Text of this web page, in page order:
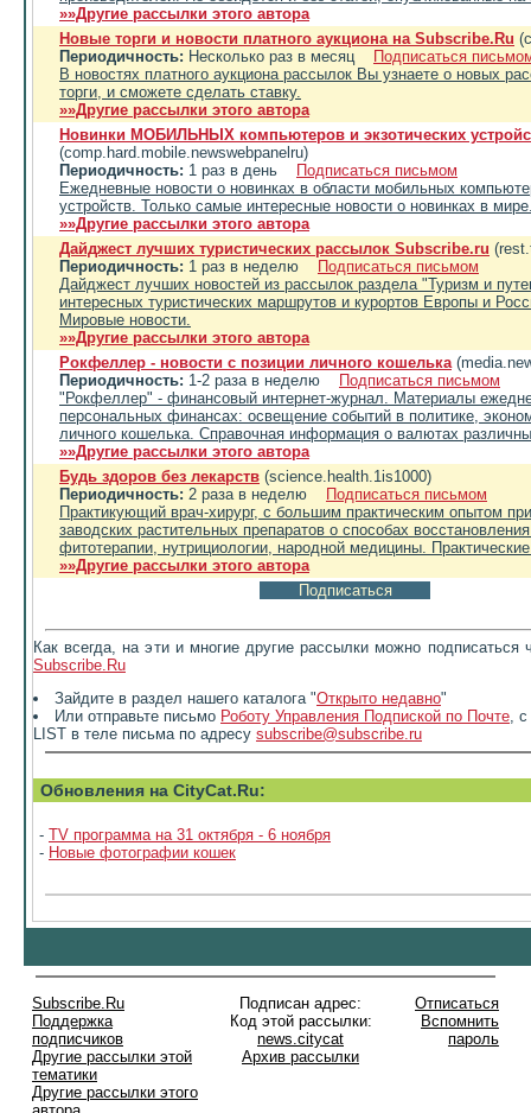
»»Другие рассылки этого автора
Новые торги и новости платного аукциона на Subscribe.Ru
Периодичность: Несколько раз в месяц
Подписаться
В новостях платного аукциона рассылок Вы узнаете о новых
торги, и сможете сделать ставку.
»»Другие рассылки этого автора
Новинки МОБИЛЬНЫХ компьютеров и экзотических
(comp.hard.mobile.newswebpanelru)
Периодичность: 1 раз в день
Подписаться письмом
Ежедневные новости о новинках в области мобильных
устройств. Только самые интересные новости о новинках в
»»Другие рассылки этого автора
Дайджест лучших туристических рассылок Subscribe.ru
Периодичность: 1 раз в неделю
Подписаться письмом
Дайджест лучших новостей из рассылок раздела "Туризм и
интересных туристических маршрутов и курортов Европы и
Мировые новости.
»»Другие рассылки этого автора
Рокфеллер - новости с позиции личного кошелька
Периодичность: 1-2 раза в неделю
Подписаться письмом
"Рокфеллер" - финансовый интернет-журнал. Материалы
персональных финансах: освещение событий в политике,
личного кошелька. Справочная информация о валютах
»»Другие рассылки этого автора
Будь здоров без лекарств (science.health.1is1000)
Периодичность: 2 раза в неделю
Подписаться письмом
Практикующий врач-хирург, с большим практическим опытом
заводских растительных препаратов о способах
фитотерапии, нутрициологии, народной медицины.
»»Другие рассылки этого автора
Как всегда, на эти и многие другие рассылки можно подписаться
Subscribe.Ru
Зайдите в раздел нашего каталога "Открыто недавно"
Или отправьте письмо Роботу Управления Подпиской по Почте,
LIST в теле письма по адресу subscribe@subscribe.ru
Обновления на CityCat.Ru:
- TV программа на 31 октября - 6 ноября
- Новые фотографии кошек
Subscribe.Ru
Поддержка
подписчиков
Другие рассылки этой
тематики
Другие рассылки этого
Подписан адрес:
Код этой рассылки:
news.citycat
Архив рассылки
Отписаться
Вспомнить
пароль